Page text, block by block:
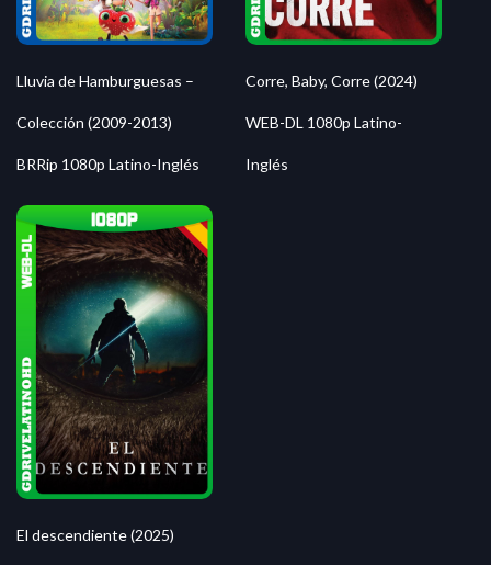
Lluvia de Hamburguesas –
Colección (2009-2013)
BRRip 1080p Latino-Inglés
Corre, Baby, Corre (2024)
WEB-DL 1080p Latino-
Inglés
El descendiente (2025)